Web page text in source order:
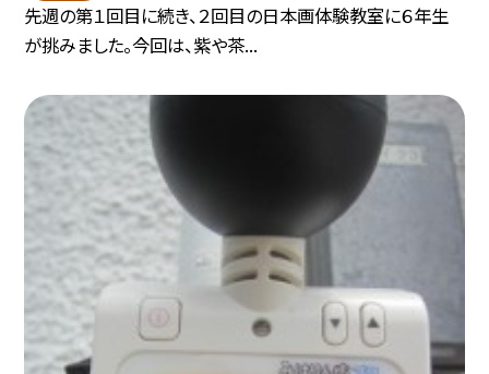
先週の第１回目に続き、２回目の日本画体験教室に６年生
が挑みました。今回は、紫や茶...